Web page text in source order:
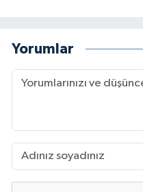
Yorumlar